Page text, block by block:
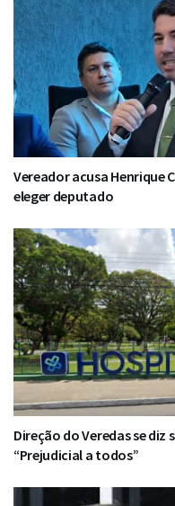
Vereador acusa Henrique
eleger deputado
Direção do Veredas se diz
“Prejudicial a todos”